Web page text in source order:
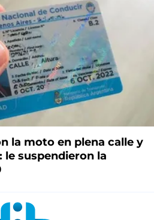
la moto en plena calle y
le suspendieron la